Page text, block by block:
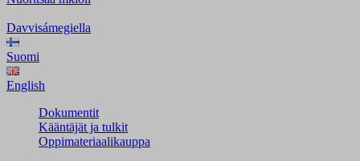
Davvisámegiella
Suomi
English
Dokumentit
Kääntäjät ja tulkit
Oppimateriaalikauppa